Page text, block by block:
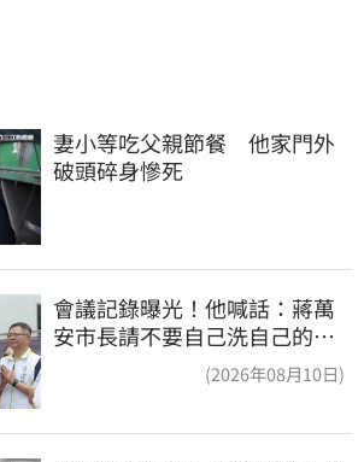
妻小等吃父親節餐　他家門外
破頭碎身慘死
會議記錄曝光！他喊話：蔣萬
安市長請不要自己洗自己的記
(2026年08月10日)